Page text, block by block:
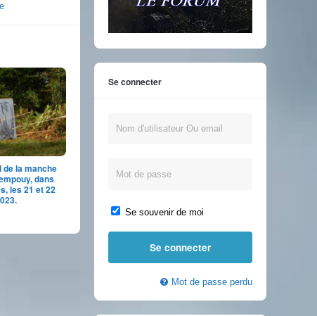
de la manche
dans
les 21 et 22
Se connecter
Se souvenir de moi
Mot de passe perdu